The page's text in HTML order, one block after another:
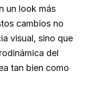
un look más
cambios no
visual, sino que
del
tan bien como